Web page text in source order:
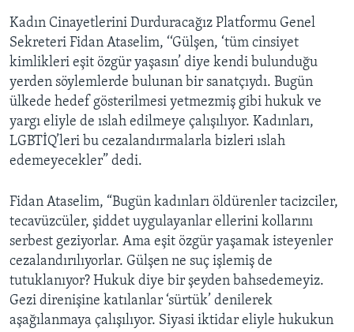
Kadın Cinayetlerini Durduracağız Platformu Genel
Sekreteri Fidan Ataselim, ‘‘Gülşen, ‘tüm cinsiyet
kimlikleri eşit özgür yaşasın’ diye kendi bulunduğu
yerden söylemlerde bulunan bir sanatçıydı. Bugün
ülkede hedef gösterilmesi yetmezmiş gibi hukuk ve
yargı eliyle de ıslah edilmeye çalışılıyor. Kadınları,
LGBTİQ’leri bu cezalandırmalarla bizleri ıslah
edemeyecekler” dedi.
Fidan Ataselim, “Bugün kadınları öldürenler tacizciler,
tecavüzcüler, şiddet uygulayanlar ellerini kollarını
serbest geziyorlar. Ama eşit özgür yaşamak isteyenler
cezalandırılıyorlar. Gülşen ne suç işlemiş de
tutuklanıyor? Hukuk diye bir şeyden bahsedemeyiz.
Gezi direnişine katılanlar ‘sürtük’ denilerek
aşağılanmaya çalışılıyor. Siyasi iktidar eliyle hukukun